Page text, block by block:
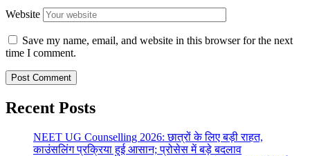
Website
Save my name, email, and website in this browser for the next
time I comment.
Recent Posts
NEET UG Counselling 2026: छात्रों के लिए बड़ी राहत,
काउंसलिंग प्रक्रिया हुई आसान; प्रोसेस में बड़े बदलाव